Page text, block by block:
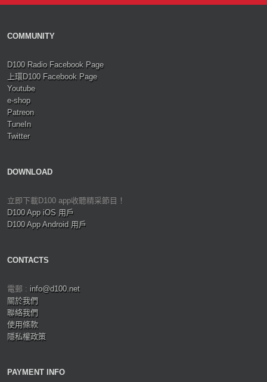
COMMUNITY
D100 Radio Facebook Page
上環D100 Facebook Page
Youtube
e-shop
Patreon
TuneIn
Twitter
DOWNLOAD
立即下載D100 app收聽精采節目！
D100 App iOS 用戶
D100 App Android 用戶
CONTACTS
電郵 : info@d100.net
關於我們
聯絡我們
使用條款
隱私權政策
PAYMENT INFO